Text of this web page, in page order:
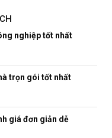
nghiệp tốt nhất
trọn gói tốt nhất
giá đơn giản dễ